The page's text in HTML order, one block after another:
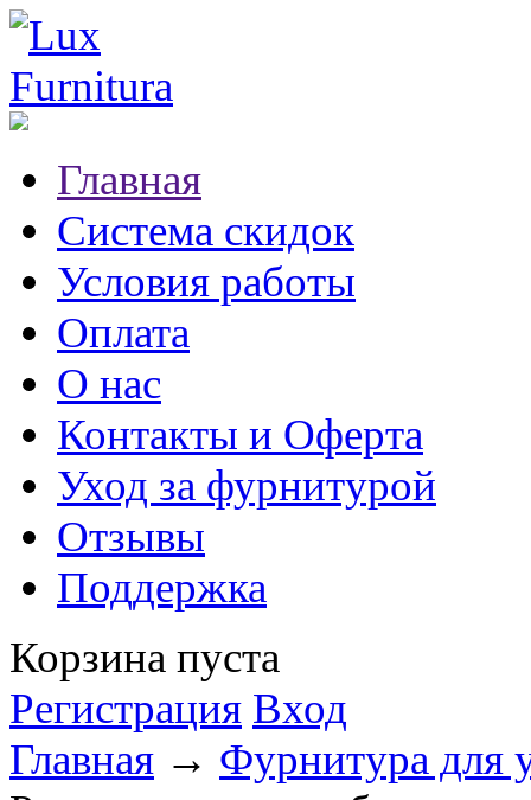
Главная
Система скидок
Условия работы
Оплата
О нас
Контакты и Оферта
Уход за фурнитурой
Отзывы
Поддержка
Корзина пуста
Регистрация Вход
Главная → Фурнитура для